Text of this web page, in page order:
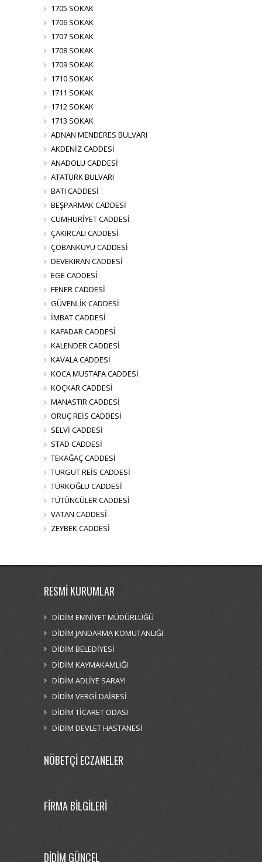
1705 SOKAK
1706 SOKAK
1707 SOKAK
1708 SOKAK
1709 SOKAK
1710 SOKAK
1711 SOKAK
1712 SOKAK
1713 SOKAK
ADNAN MENDERES BULVARI
AKDENİZ CADDESİ
ANADOLU CADDESİ
ATATÜRK BULVARI
BATI CADDESİ
BEŞPARMAK CADDESİ
CUMHURİYET CADDESİ
ÇAKIRCALI CADDESİ
ÇOBANKUYU CADDESİ
DEVEKIRAN CADDESİ
EGE CADDESİ
FENER CADDESİ
GÜVENLİK CADDESİ
İMBAT CADDESİ
KAFADAR CADDESİ
KALENDER CADDESİ
KAVALA CADDESİ
KOCA MUSTAFA CADDESİ
KOÇKAR CADDESİ
MANASTIR CADDESİ
ORUÇ REİS CADDESİ
SELVİ CADDESİ
STAD CADDESİ
TEKAĞAÇ CADDESİ
TURGUT REİS CADDESİ
TÜRKOĞLU CADDESİ
TÜTÜNCÜLER CADDESİ
VATAN CADDESİ
ZEYBEK CADDESİ
RESMİ KURUMLAR
DİDİM EMNİYET MÜDÜRLÜĞÜ
DİDİM JANDARMA KOMUTANLIĞI
DİDİM BELEDİYESİ
DİDİM KAYMAKAMLIĞI
DİDİM ADLİYE SARAYI
DİDİM VERGİ DAİRESİ
DİDİM TİCARET ODASI
DİDİM DEVLET HASTANESİ
NÖBETÇİ ECZANELER
FİRMA BİLGİLERİ
DİDİM GÜNCEL